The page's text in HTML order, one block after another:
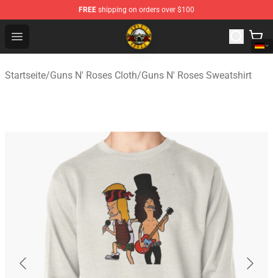
FREE shipping on orders over $100
Open menu
Guns N' Roses Store - Official Guns N' Roses
Startseite/Guns N' Roses Cloth/Guns N' Roses Sweatshirt